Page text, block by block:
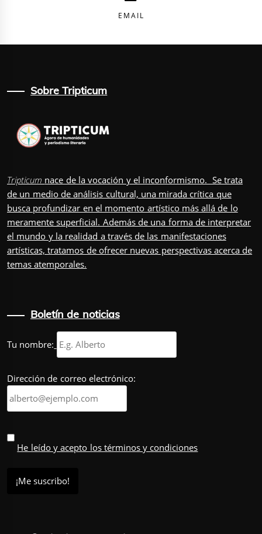
EMAIL
Sobre Tripticum
Tripticum nace de la vocación y el inconformismo. Se trata
de un medio de análisis cultural, una mirada crítica que
busca profundizar en el momento artístico más allá de lo
meramente superficial. Además de una forma de interpretar
el mundo y la realidad a través de las manifestaciones
artísticas, tratamos de ofrecer nuevas perspectivas acerca de
temas atemporales.
Boletín de noticias
Tu nombre:
Dirección de correo electrónico:
He leído y acepto los términos y condiciones